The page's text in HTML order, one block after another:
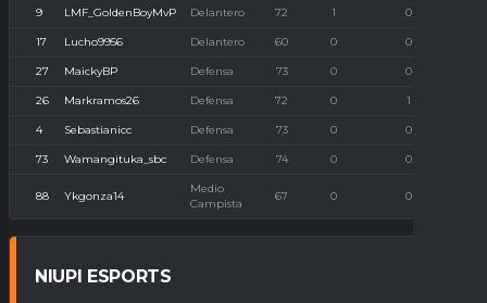
9 LMF_GoldenBoyMvP Delantero 72 1 0
17 Lucho9956 Delantero 60 0 0
27 MaickyBP Defensa 73 0 0
26 Markramos26 Defensa 72 0 1
4 Sebastianicc Defensa 73 0 0
73 Wamangituka_sbc Defensa 74 0 0
88 Ykgonza14
Medio
Campista
67 0 0
NIUPI ESPORTS